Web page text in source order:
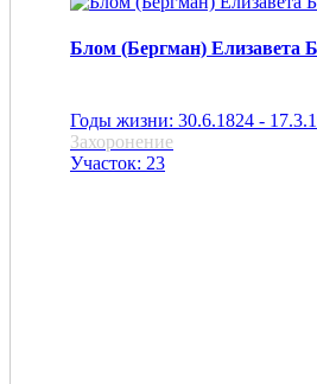
Блом (Бергман) Елизавета
Годы жизни: 30.6.1824 -
Захоронение
Участок: 23